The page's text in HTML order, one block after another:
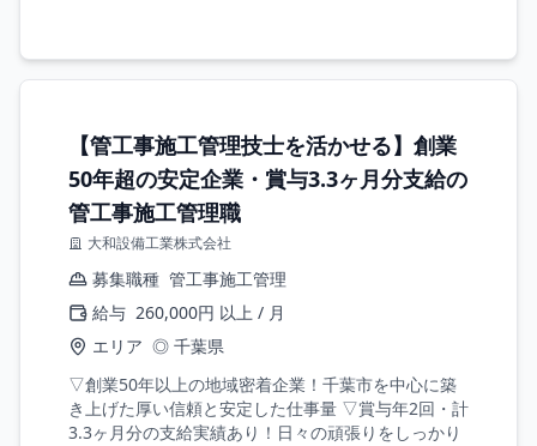
【管工事施工管理技士を活かせる】創業
50年超の安定企業・賞与3.3ヶ月分支給の
管工事施工管理職
大和設備工業株式会社
募集職種 管工事施工管理
給与 260,000円 以上 / 月
エリア ◎ 千葉県
▽創業50年以上の地域密着企業！千葉市を中心に築
き上げた厚い信頼と安定した仕事量 ▽賞与年2回・計
3.3ヶ月分の支給実績あり！日々の頑張りをしっかり